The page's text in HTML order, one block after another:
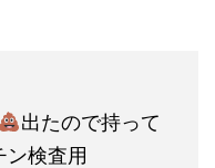
出たので持って
ン検査用